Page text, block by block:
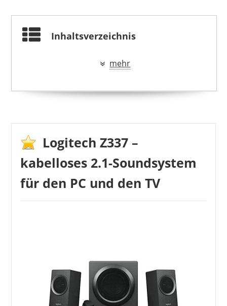
169,99 €*
Inhaltsverzeichnis
mehr
Logitech Z337 –
kabelloses 2.1-Soundsystem
für den PC und den TV